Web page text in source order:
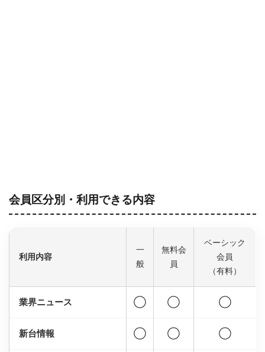
会員区分別・利用できる内容
利用内容
一
般
無料会
員
ベーシック
会員
（有料）
業界ニュース ◯ ◯ ◯
新台情報 ◯ ◯ ◯